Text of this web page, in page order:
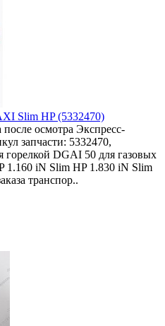
Slim HP (5332470)
осмотра Экспресс-
запчасти: 5332470,
горелкой DGAI 50 для газовых
1.160 iN Slim HP 1.830 iN Slim
транспор..